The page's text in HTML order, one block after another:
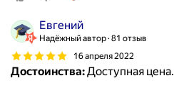
Евгений
Надёжный автор 81 отзыв
16 апреля 2022
Достоинства:Доступная цена.